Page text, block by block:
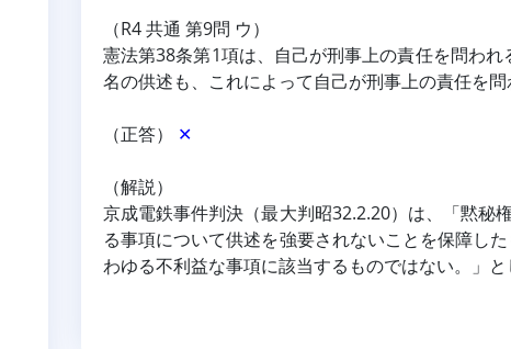
（R4 共通 第9問 ウ）
憲法第38条第1項は、自己が刑事上の責任を問わ
名の供述も、これによって自己が刑事上の責任を
（正答） ✕
（解説）
京成電鉄事件判決（最大判昭32.2.20）は、「黙
る事項について供述を強要されないことを保障し
わゆる不利益な事項に該当するものではない。」と